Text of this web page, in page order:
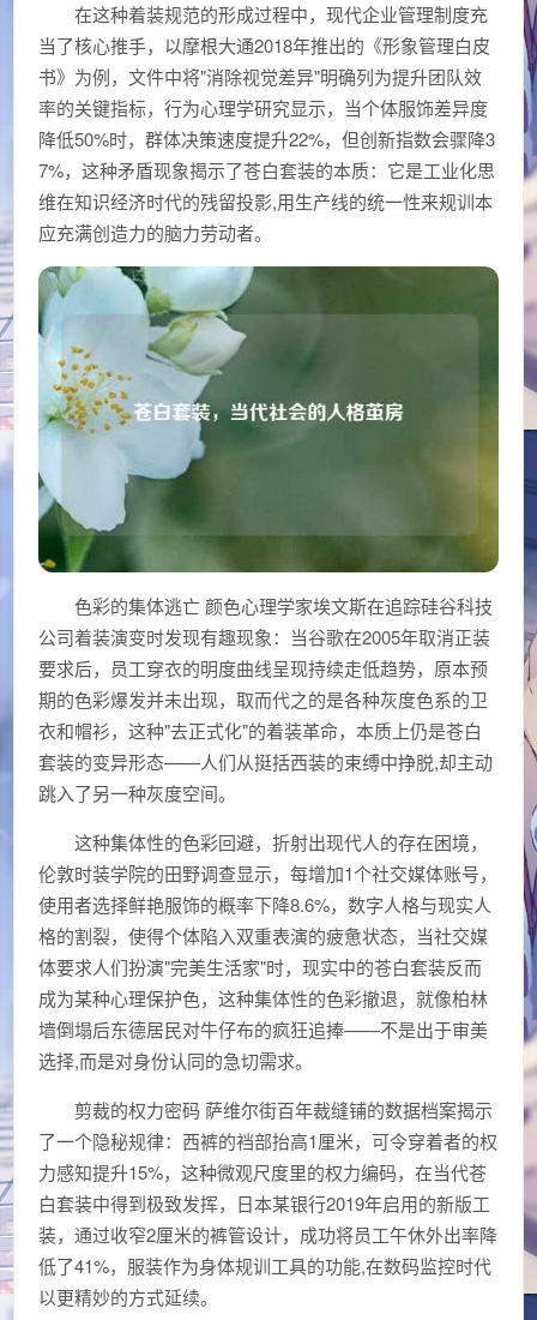
在这种着装规范的形成过程中，现代企业管理制度充
当了核心推手，以摩根大通2018年推出的《形象管理白皮
书》为例，文件中将"消除视觉差异"明确列为提升团队效
率的关键指标，行为心理学研究显示，当个体服饰差异度
降低50%时，群体决策速度提升22%，但创新指数会骤降3
7%，这种矛盾现象揭示了苍白套装的本质：它是工业化思
维在知识经济时代的残留投影,用生产线的统一性来规训本
应充满创造力的脑力劳动者。
色彩的集体逃亡 颜色心理学家埃文斯在追踪硅谷科技
公司着装演变时发现有趣现象：当谷歌在2005年取消正装
要求后，员工穿衣的明度曲线呈现持续走低趋势，原本预
期的色彩爆发并未出现，取而代之的是各种灰度色系的卫
衣和帽衫，这种"去正式化"的着装革命，本质上仍是苍白
套装的变异形态——人们从挺括西装的束缚中挣脱,却主动
跳入了另一种灰度空间。
这种集体性的色彩回避，折射出现代人的存在困境，
伦敦时装学院的田野调查显示，每增加1个社交媒体账号，
使用者选择鲜艳服饰的概率下降8.6%，数字人格与现实人
格的割裂，使得个体陷入双重表演的疲惫状态，当社交媒
体要求人们扮演"完美生活家"时，现实中的苍白套装反而
成为某种心理保护色，这种集体性的色彩撤退，就像柏林
墙倒塌后东德居民对牛仔布的疯狂追捧——不是出于审美
选择,而是对身份认同的急切需求。
剪裁的权力密码 萨维尔街百年裁缝铺的数据档案揭示
了一个隐秘规律：西裤的裆部抬高1厘米，可令穿着者的权
力感知提升15%，这种微观尺度里的权力编码，在当代苍
白套装中得到极致发挥，日本某银行2019年启用的新版工
装，通过收窄2厘米的裤管设计，成功将员工午休外出率降
低了41%，服装作为身体规训工具的功能,在数码监控时代
以更精妙的方式延续。